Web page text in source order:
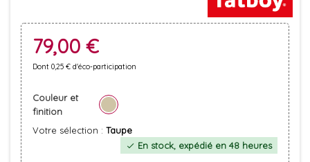
79,00 €
Dont 0,25 € d'éco-participation
Couleur et
finition
Votre sélection : Taupe
check En stock, expédié en 48 heures